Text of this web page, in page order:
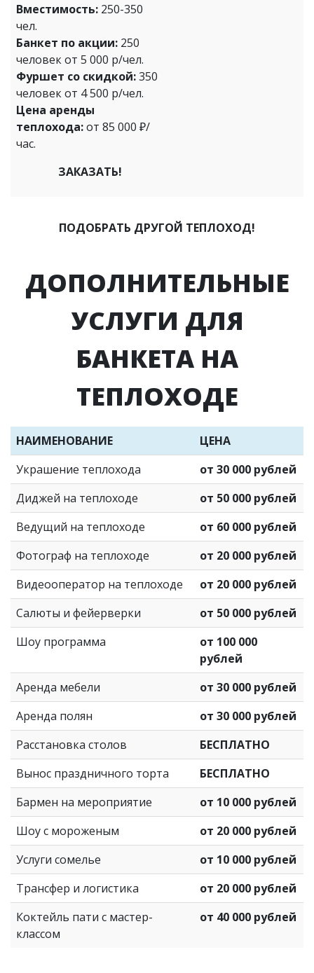
Вместимость: 250-350
чел.
Банкет по акции: 250
человек от 5 000 р/чел.
Фуршет со скидкой:350
человек от 4 500 р/чел.
Цена аренды
теплохода:от 85 000 ₽/
час.
ЗАКАЗАТЬ!
ПОДОБРАТЬ ДРУГОЙ ТЕПЛОХОД!
ДОПОЛНИТЕЛЬНЫЕ
УСЛУГИ ДЛЯ
БАНКЕТА НА
ТЕПЛОХОДЕ
НАИМЕНОВАНИЕ
ЦЕНА
Украшение теплохода
от 30 000 рублей
Диджей на теплоходе
от 50 000 рублей
Ведущий на теплоходе
от 60 000 рублей
Фотограф на теплоходе
от 20 000 рублей
Видеооператор на теплоходе
от 20 000 рублей
Салюты и фейерверки
от 50 000 рублей
Шоу программа
от 100 000
рублей
Аренда мебели
от 30 000 рублей
Аренда полян
от 30 000 рублей
Расстановка столов
БЕСПЛАТНО
Вынос праздничного торта
БЕСПЛАТНО
Бармен на мероприятие
от 10 000 рублей
Шоу с мороженым
от 20 000 рублей
Услуги сомелье
от 10 000 рублей
Трансфер и логистика
от 20 000 рублей
Коктейль пати с мастер-
классом
от 40 000 рублей